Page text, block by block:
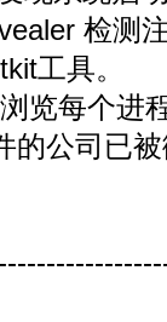
检测
工具。
览每个进
的公司已